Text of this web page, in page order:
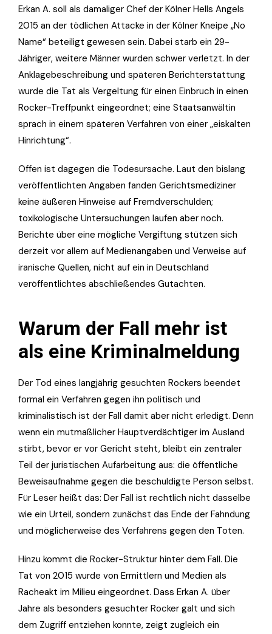
Erkan A. soll als damaliger Chef der Kölner Hells Angels
2015 an der tödlichen Attacke in der Kölner Kneipe „No
Name“ beteiligt gewesen sein. Dabei starb ein 29-
Jähriger, weitere Männer wurden schwer verletzt. In der
Anklagebeschreibung und späteren Berichterstattung
wurde die Tat als Vergeltung für einen Einbruch in einen
Rocker-Treffpunkt eingeordnet; eine Staatsanwältin
sprach in einem späteren Verfahren von einer „eiskalten
Hinrichtung“.
Offen ist dagegen die Todesursache. Laut den bislang
veröffentlichten Angaben fanden Gerichtsmediziner
keine äußeren Hinweise auf Fremdverschulden;
toxikologische Untersuchungen laufen aber noch.
Berichte über eine mögliche Vergiftung stützen sich
derzeit vor allem auf Medienangaben und Verweise auf
iranische Quellen, nicht auf ein in Deutschland
veröffentlichtes abschließendes Gutachten.
Warum der Fall mehr ist
als eine Kriminalmeldung
Der Tod eines langjährig gesuchten Rockers beendet
formal ein Verfahren gegen ihn politisch und
kriminalistisch ist der Fall damit aber nicht erledigt. Denn
wenn ein mutmaßlicher Hauptverdächtiger im Ausland
stirbt, bevor er vor Gericht steht, bleibt ein zentraler
Teil der juristischen Aufarbeitung aus: die öffentliche
Beweisaufnahme gegen die beschuldigte Person selbst.
Für Leser heißt das: Der Fall ist rechtlich nicht dasselbe
wie ein Urteil, sondern zunächst das Ende der Fahndung
und möglicherweise des Verfahrens gegen den Toten.
Hinzu kommt die Rocker-Struktur hinter dem Fall. Die
Tat von 2015 wurde von Ermittlern und Medien als
Racheakt im Milieu eingeordnet. Dass Erkan A. über
Jahre als besonders gesuchter Rocker galt und sich
dem Zugriff entziehen konnte, zeigt zugleich ein